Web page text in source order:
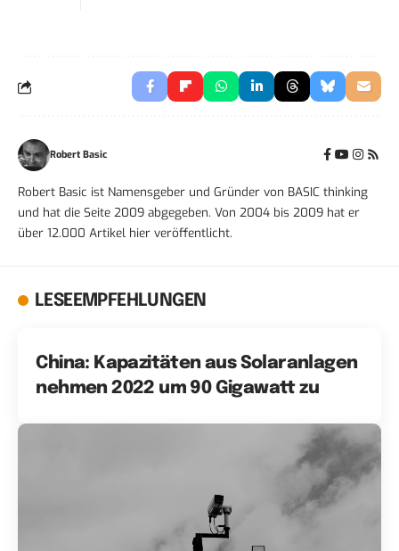
Robert Basic
Robert Basic ist Namensgeber und Gründer von BASIC thinking
und hat die Seite 2009 abgegeben. Von 2004 bis 2009 hat er
über 12.000 Artikel hier veröffentlicht.
LESEEMPFEHLUNGEN
China: Kapazitäten aus Solaranlagen
nehmen 2022 um 90 Gigawatt zu